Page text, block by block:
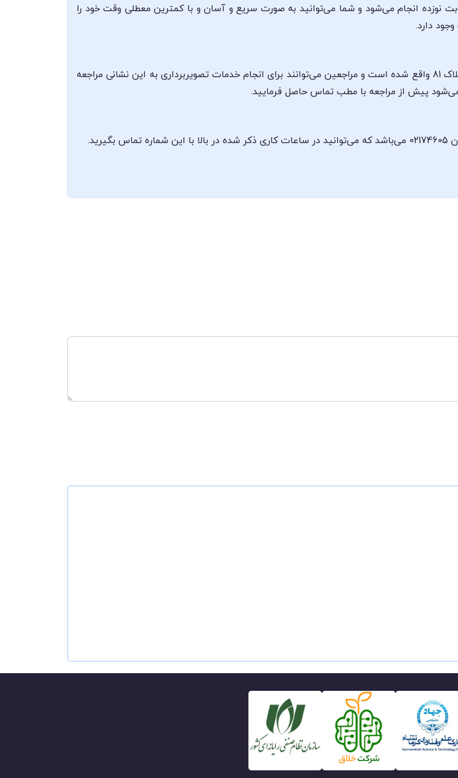
نوزده انجام می‌شود و شما می‌توانید به صورت سریع و آسان و با کمترین معطلی وقت خود را
دارد.
مطب دکتر مریم نوری در تهران، خیابان دولت، چهارراه اختیاریه، پلاک 81 واقع شده است و مراجعین می‌توانند برای انجام خدمات تصویربرداری به این نشانی مراجعه
پیش از مراجعه با مطب تماس حاصل فرمایید.